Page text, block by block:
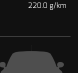
220.0 g/km